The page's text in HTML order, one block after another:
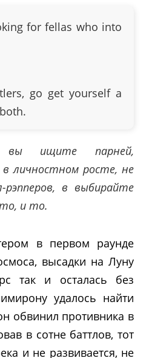
for fellas who into
go get yourself a
вы ищите парней,
в личностном росте, не
в выбирайте
и то.
в первом раунде
высадки на Луну
так и осталась без
удалось найти
обвинил противника в
в сотне баттлов, тот
и не развивается, не